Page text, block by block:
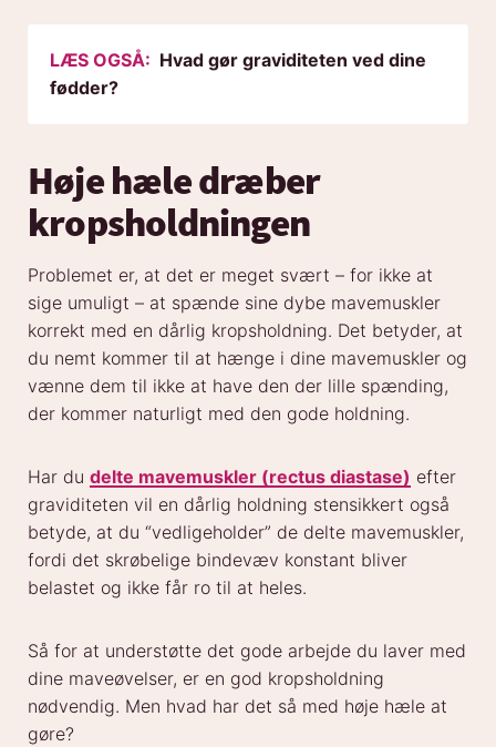
LÆS OGSÅ: Hvad gør graviditeten ved dine
fødder?
Høje hæle dræber
kropsholdningen
Problemet er, at det er meget svært – for ikke at
sige umuligt – at spænde sine dybe mavemuskler
korrekt med en dårlig kropsholdning. Det betyder, at
du nemt kommer til at hænge i dine mavemuskler og
vænne dem til ikke at have den der lille spænding,
der kommer naturligt med den gode holdning.
Har du delte mavemuskler (rectus diastase) efter
graviditeten vil en dårlig holdning stensikkert også
betyde, at du “vedligeholder” de delte mavemuskler,
fordi det skrøbelige bindevæv konstant bliver
belastet og ikke får ro til at heles.
Så for at understøtte det gode arbejde du laver med
dine maveøvelser, er en god kropsholdning
nødvendig. Men hvad har det så med høje hæle at
gøre?